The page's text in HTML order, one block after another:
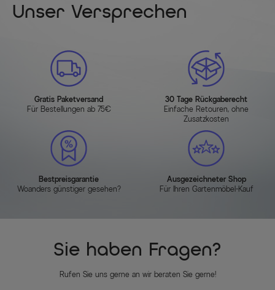
Unser Versprechen
Gratis Paketversand
Für Bestellungen ab 75€
30 Tage Rückgaberecht
Einfache Retouren, ohne
Zusatzkosten
Bestpreisgarantie
Woanders günstiger gesehen?
Ausgezeichneter Shop
Für Ihren Gartenmöbel-Kauf
Sie haben Fragen?
Rufen Sie uns gerne an wir beraten Sie gerne!